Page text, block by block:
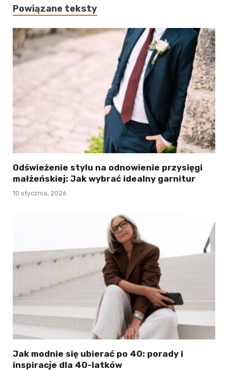
Powiązane teksty
Odświeżenie stylu na odnowienie przysięgi
małżeńskiej: Jak wybrać idealny garnitur
10 stycznia, 2026
Jak modnie się ubierać po 40: porady i
inspiracje dla 40-latków